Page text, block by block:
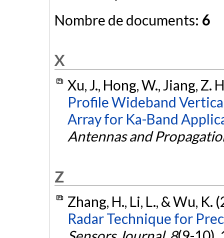
Nombre de documents: 6
X
Xu, J., Hong, W., Jiang, Z.
Profile Wideband
Array for Ka-Band
Antennas and
Z
Zhang, H., Li, L., & Wu, K.
Radar Technique for